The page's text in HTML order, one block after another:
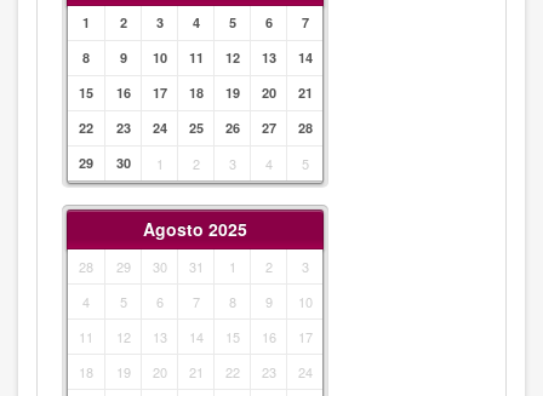
1 2 3 4 5 6
7
8
9 10 11 12 13
14
15
16 17 18 19 20
21
22
23 24 25 26 27
28
29
30 1 2 3 4 5
Agosto 2025
28 29 30 31 1 2
3
4
5 6 7 8 9
10
11
12 13 14 15 16
17
18
19 20 21 22 23
24